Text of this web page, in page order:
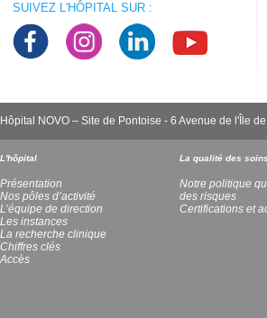
SUIVEZ L'HÔPITAL SUR :
Hôpital NOVO – Site de Pontoise - 6 Avenue de l'Île
L'hôpital
Présentation
Nos pôles d’activité
L’équipe de direction
Les instances
La recherche clinique
Chiffres clés
Accès
La qualité des soins
Notre politique
des risques
Certifications et